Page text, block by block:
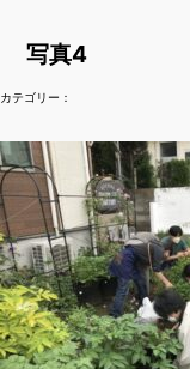
写真4
カテゴリー：